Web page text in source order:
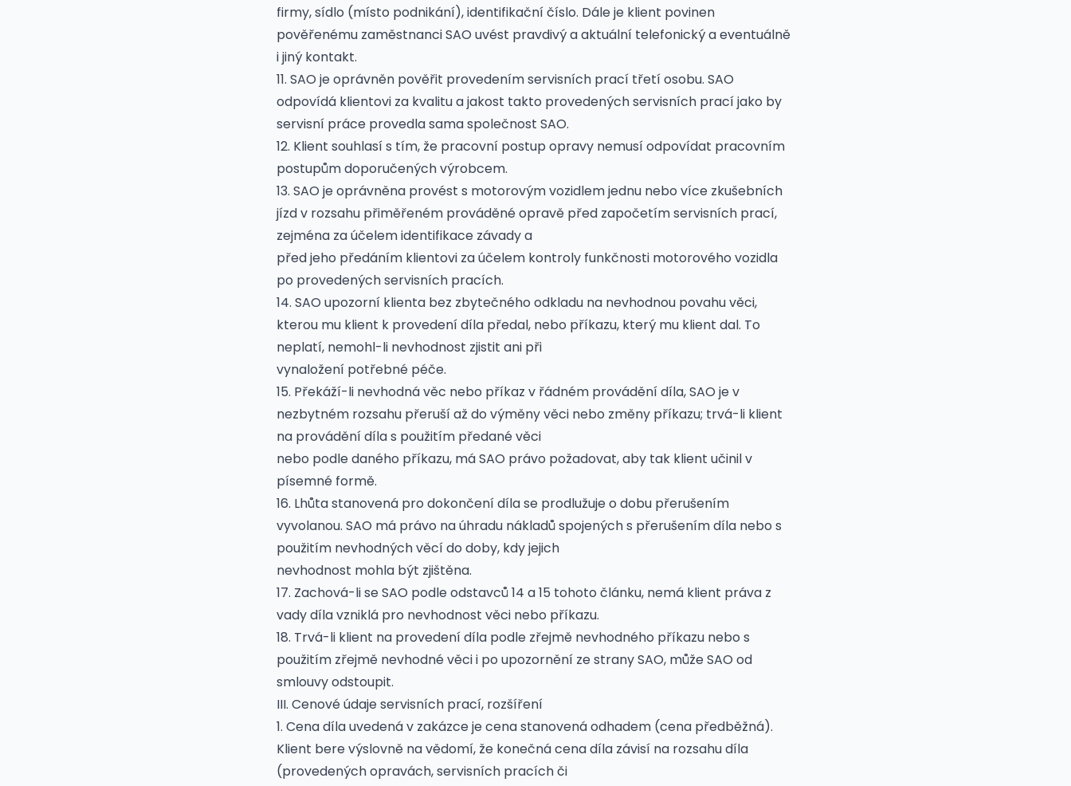
firmy, sídlo (místo podnikání), identifikační číslo. Dále je klient povinen
pověřenému zaměstnanci SAO uvést pravdivý a aktuální telefonický a eventuálně
i jiný kontakt.
11. SAO je oprávněn pověřit provedením servisních prací třetí osobu. SAO
odpovídá klientovi za kvalitu a jakost takto provedených servisních prací jako by
servisní práce provedla sama společnost SAO.
12. Klient souhlasí s tím, že pracovní postup opravy nemusí odpovídat pracovním
postupům doporučených výrobcem.
13. SAO je oprávněna provést s motorovým vozidlem jednu nebo více zkušebních
jízd v rozsahu přiměřeném prováděné opravě před započetím servisních prací,
zejména za účelem identifikace závady a
před jeho předáním klientovi za účelem kontroly funkčnosti motorového vozidla
po provedených servisních pracích.
14. SAO upozorní klienta bez zbytečného odkladu na nevhodnou povahu věci,
kterou mu klient k provedení díla předal, nebo příkazu, který mu klient dal. To
neplatí, nemohl-li nevhodnost zjistit ani při
vynaložení potřebné péče.
15. Překáží-li nevhodná věc nebo příkaz v řádném provádění díla, SAO je v
nezbytném rozsahu přeruší až do výměny věci nebo změny příkazu; trvá-li klient
na provádění díla s použitím předané věci
nebo podle daného příkazu, má SAO právo požadovat, aby tak klient učinil v
písemné formě.
16. Lhůta stanovená pro dokončení díla se prodlužuje o dobu přerušením
vyvolanou. SAO má právo na úhradu nákladů spojených s přerušením díla nebo s
použitím nevhodných věcí do doby, kdy jejich
nevhodnost mohla být zjištěna.
17. Zachová-li se SAO podle odstavců 14 a 15 tohoto článku, nemá klient práva z
vady díla vzniklá pro nevhodnost věci nebo příkazu.
18. Trvá-li klient na provedení díla podle zřejmě nevhodného příkazu nebo s
použitím zřejmě nevhodné věci i po upozornění ze strany SAO, může SAO od
smlouvy odstoupit.
III. Cenové údaje servisních prací, rozšíření
1. Cena díla uvedená v zakázce je cena stanovená odhadem (cena předběžná).
Klient bere výslovně na vědomí, že konečná cena díla závisí na rozsahu díla
(provedených opravách, servisních pracích či